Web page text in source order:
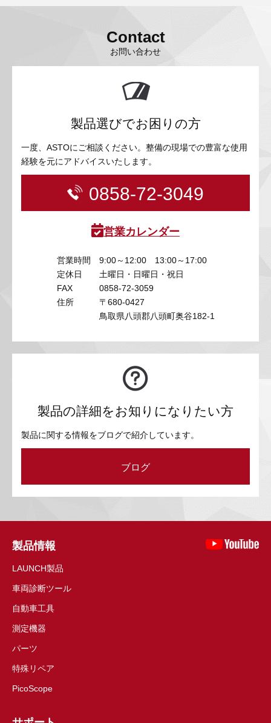
Contact
お問い合わせ
製品選びでお困りの方
一度、ASTOにご相談ください。整備の現場での豊富な使用
経験を元にアドバイスいたします。
0858-72-3049
営業カレンダー
営業時間
9:00～12:00 13:00～17:00
定休日
土曜日・日曜日・祝日
FAX
0858-72-3059
住所
〒680-0427
鳥取県八頭郡八頭町奥谷182-1
製品の詳細をお知りになりたい方
製品に関する情報をブログで紹介しています。
ブログ
製品情報
LAUNCH製品
車両診断ツール
自動車工具
測定機器
パーツ
特殊リペア
PicoScope